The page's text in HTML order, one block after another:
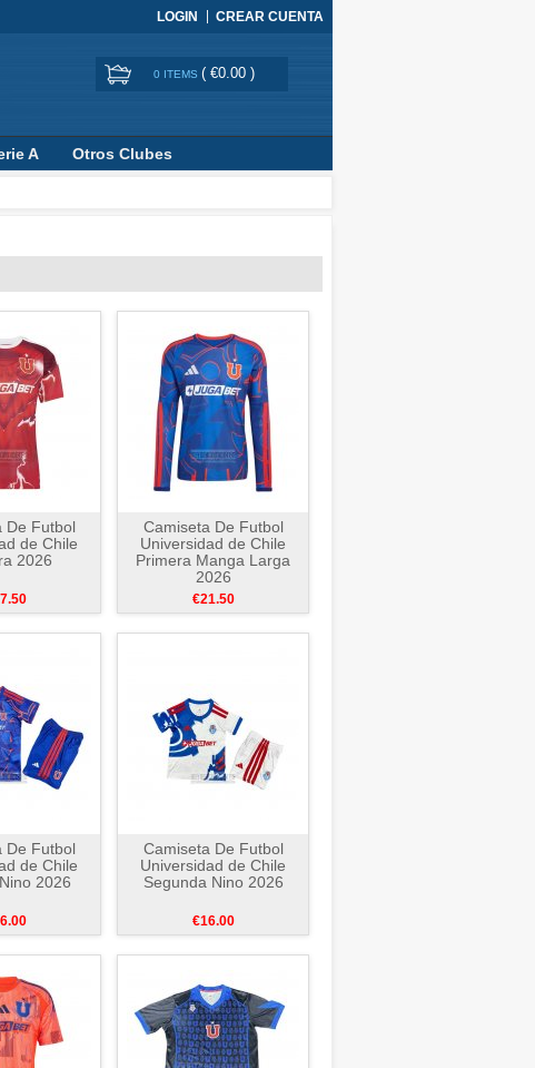
LOGIN CREAR CUENTA
0 ITEMS ( €0.00 )
A Otros Clubes
De Futbol
de Chile
2026
Camiseta De Futbol
Universidad de Chile
Primera Manga Larga
2026
€21.50
De Futbol
de Chile
2026
Camiseta De Futbol
Universidad de Chile
Segunda Nino 2026
€16.00